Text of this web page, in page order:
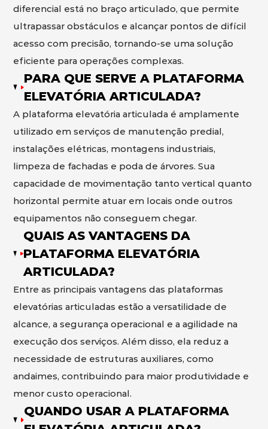
diferencial está no braço articulado, que permite
ultrapassar obstáculos e alcançar pontos de difícil
acesso com precisão, tornando-se uma solução
eficiente para operações complexas.
PARA QUE SERVE A PLATAFORMA
ELEVATÓRIA ARTICULADA?
A plataforma elevatória articulada é amplamente
utilizado em serviços de manutenção predial,
instalações elétricas, montagens industriais,
limpeza de fachadas e poda de árvores. Sua
capacidade de movimentação tanto vertical quanto
horizontal permite atuar em locais onde outros
equipamentos não conseguem chegar.
QUAIS AS VANTAGENS DA
PLATAFORMA ELEVATÓRIA
ARTICULADA?
Entre as principais vantagens das plataformas
elevatórias articuladas estão a versatilidade de
alcance, a segurança operacional e a agilidade na
execução dos serviços. Além disso, ela reduz a
necessidade de estruturas auxiliares, como
andaimes, contribuindo para maior produtividade e
menor custo operacional.
QUANDO USAR A PLATAFORMA